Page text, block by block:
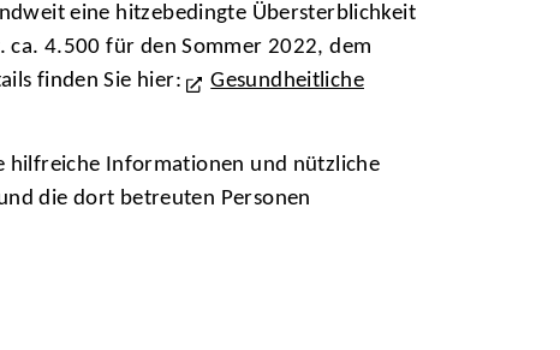
eine hitzebedingte Übersterblichkeit
4.500 für den Sommer 2022, dem
finden Sie hier:
Gesundheitliche
hilfreiche Informationen und nützliche
die dort betreuten Personen